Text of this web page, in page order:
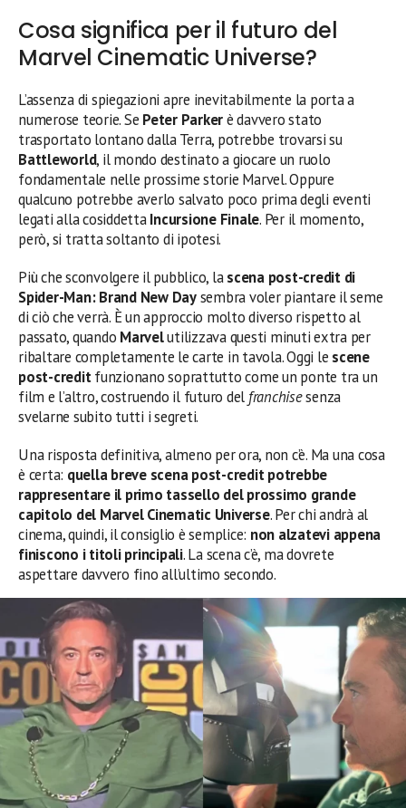
Cosa significa per il futuro del
Marvel Cinematic Universe?
L’assenza di spiegazioni apre inevitabilmente la porta a
numerose teorie. Se Peter Parkerè davvero stato
trasportato lontano dalla Terra, potrebbe trovarsi su
Battleworld, il mondo destinato a giocare un ruolo
fondamentale nelle prossime storie Marvel. Oppure
qualcuno potrebbe averlo salvato poco prima degli eventi
legati alla cosiddettaIncursione Finale. Per il momento,
però, si tratta soltanto di ipotesi.
Più che sconvolgere il pubblico, lascena post-credit di
Spider-Man: Brand New Daysembra voler piantare il seme
di ciò che verrà. È un approccio molto diverso rispetto al
passato, quando Marvelutilizzava questi minuti extra per
ribaltare completamente le carte in tavola. Oggi le scene
post-creditfunzionano soprattutto come un ponte tra un
film e l’altro, costruendo il futuro del franchisesenza
svelarne subito tutti i segreti.
Una risposta definitiva, almeno per ora, non c’è. Ma una cosa
è certa: quella breve scena post-credit potrebbe
rappresentare il primo tassello del prossimo grande
capitolo del Marvel Cinematic Universe. Per chi andrà al
cinema, quindi, il consiglio è semplice: non alzatevi appena
finiscono i titoli principali. La scena c’è, ma dovrete
aspettare davvero fino all’ultimo secondo.